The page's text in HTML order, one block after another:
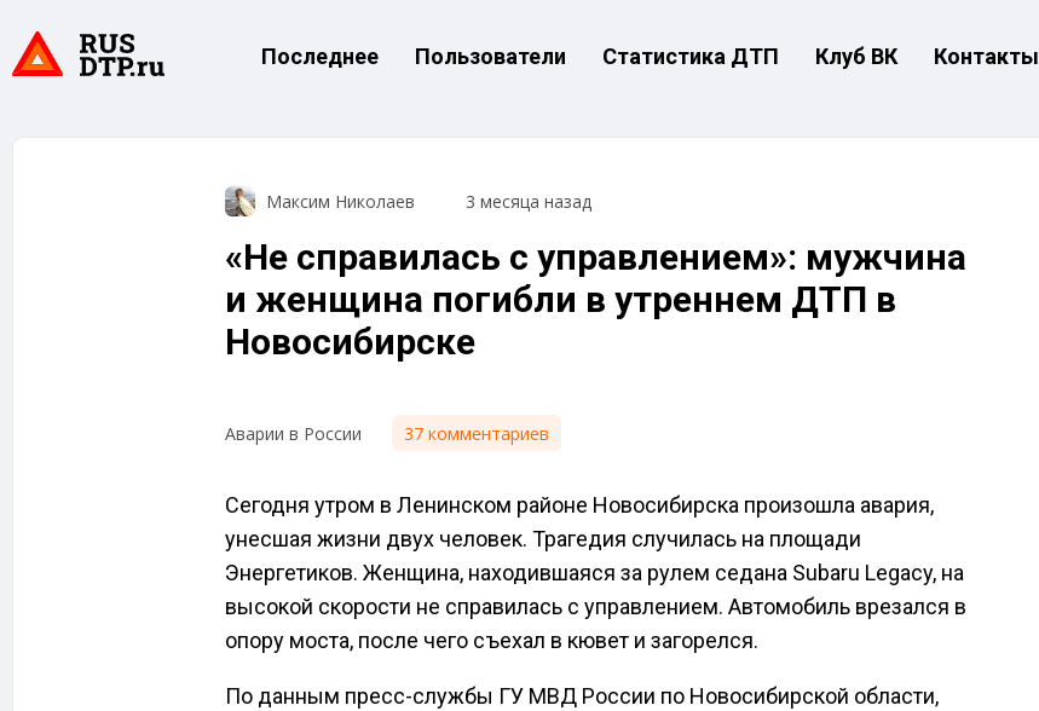
Последнее Пользователи Статистика ДТП Клуб ВК Контакты
Максим Николаев 3 месяца назад
«Не справилась с управлением»: мужчина
и женщина погибли в утреннем ДТП в
Новосибирске
Аварии в России 37 комментариев
Сегодня утром в Ленинском районе Новосибирска произошла авария,
унесшая жизни двух человек. Трагедия случилась на площади
Энергетиков. Женщина, находившаяся за рулем седана Subaru Legacy, на
высокой скорости не справилась с управлением. Автомобиль врезался в
опору моста, после чего съехал в кювет и загорелся.
По данным пресс-службы ГУ МВД России по Новосибирской области,